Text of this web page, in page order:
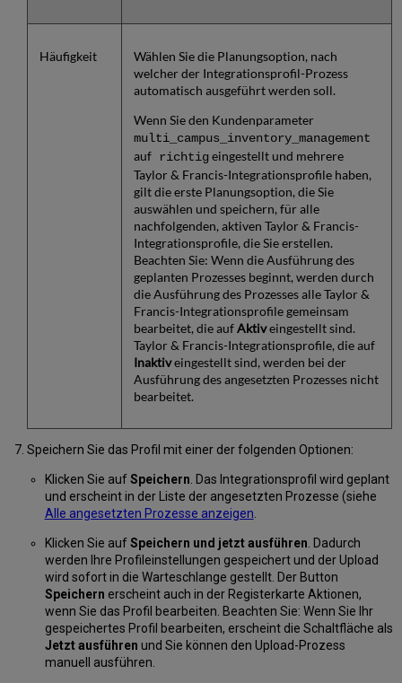
Häufigkeit
Wählen Sie die Planungsoption, nach
welcher der Integrationsprofil-Prozess
automatisch ausgeführt werden soll.
Wenn Sie den Kundenparameter
multi_campus_inventory_management
aufrichtigeingestellt und mehrere
Taylor & Francis-Integrationsprofile haben,
gilt die erste Planungsoption, die Sie
auswählen und speichern, für alle
nachfolgenden, aktiven Taylor & Francis-
Integrationsprofile, die Sie erstellen.
Beachten Sie: Wenn die Ausführung des
geplanten Prozesses beginnt, werden durch
die Ausführung des Prozesses alle Taylor &
Francis-Integrationsprofile gemeinsam
bearbeitet, die aufAktiveingestellt sind.
Taylor & Francis-Integrationsprofile, die auf
Inaktiveingestellt sind, werden bei der
Ausführung des angesetzten Prozesses nicht
bearbeitet.
Speichern Sie das Profil mit einer der folgenden Optionen:
Klicken Sie aufSpeichern . Das Integrationsprofil wird geplant
und erscheint in der Liste der angesetzten Prozesse (siehe
Alle angesetzten Prozesse anzeigen
Klicken Sie aufSpeichern und jetzt ausführen . Dadurch
werden Ihre Profileinstellungen gespeichert und der Upload
wird sofort in die Warteschlange gestellt. Der Button
Speichern erscheint auch in der Registerkarte Aktionen,
wenn Sie das Profil bearbeiten. Beachten Sie: Wenn Sie Ihr
gespeichertes Profil bearbeiten, erscheint die Schaltfläche als
Jetzt ausführen und Sie können den Upload-Prozess
manuell ausführen.